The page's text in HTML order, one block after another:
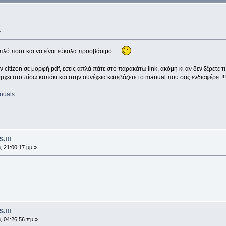
ποστ και να είναι εύκολα προσβάσιμο.....
citizen σε μορφή pdf, εσείς απλά πάτε στο παρακάτω link, ακόμη κι αν δεν ξέρετε τι
στο πίσω καπάκι και στην συνέχεια κατεβάζετε το manual που σας ενδιαφέρει.!!!
21:00:17 μμ »
04:26:56 πμ »